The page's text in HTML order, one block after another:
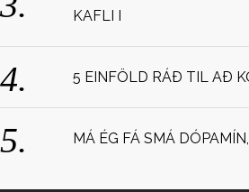
KAFLI I
5 EINFÖLD RÁÐ TIL AÐ
MÁ ÉG FÁ SMÁ